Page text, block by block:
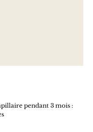
pendant 3 mois :